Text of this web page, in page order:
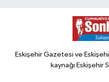
Eskişehir Gazetesi ve
kaynağı Eskişehir